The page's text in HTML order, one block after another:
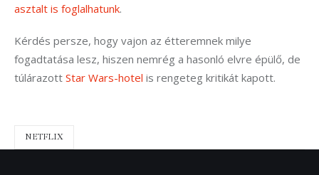
asztalt is foglalhatunk.
Kérdés persze, hogy vajon az étteremnek milye
fogadtatása lesz, hiszen nemrég a hasonló elvre épülő, de
túlárazott Star Wars-hotel is rengeteg kritikát kapott.
NETFLIX